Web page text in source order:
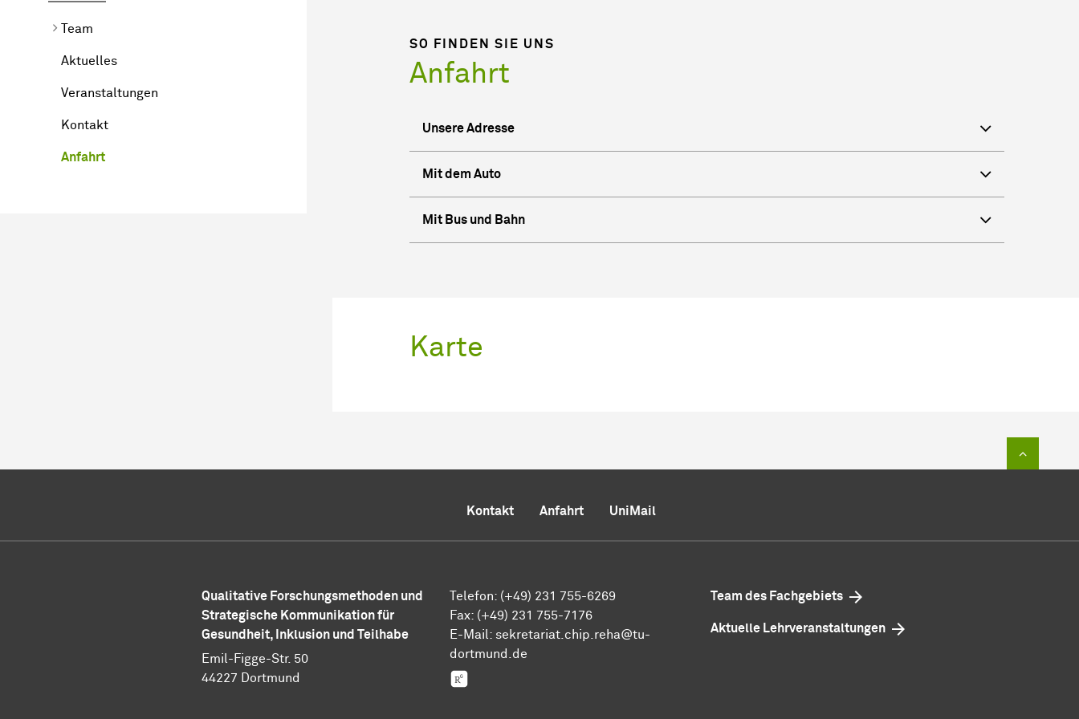
Team
Aktuelles
Veranstaltungen
Kontakt
Anfahrt
SO FINDEN SIE UNS
Anfahrt
Unsere Adresse
Mit dem Auto
Mit Bus und Bahn
Karte
Kontakt Anfahrt UniMail
Qualitative Forschungsmethoden und
Strategische Kommunikation für
Gesundheit, Inklusion und Teilhabe
Emil-Figge-Str. 50
44227 Dortmund
Telefon: (+49) 231 755-6269
Fax: (+49) 231 755-7176
E-Mail: sekretariat.chip.reha@tu-
dortmund.de
Team des Fachgebiets
Aktuelle Lehrveranstaltungen